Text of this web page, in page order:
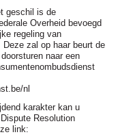
geschil is de
Overheid bevoegd
regeling van
zal op haar beurt de
naar een
nl
karakter kan u
Resolution
link: